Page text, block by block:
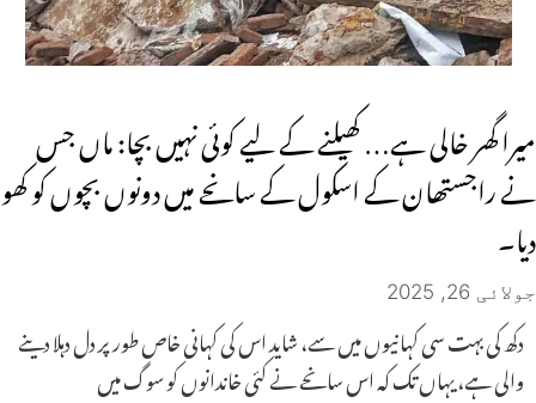
میرا گھر خالی ہے… کھیلنے کے لیے کوئی نہیں بچا: ماں جس
نے راجستھان کے اسکول کے سانحے میں دونوں بچوں کو کھو
دیا۔
جولائی 26, 2025
دکھ کی بہت سی کہانیوں میں سے، شاید اس کی کہانی خاص طور پر دل دہلا دینے
والی ہے، یہاں تک کہ اس سانحے نے کئی خاندانوں کو سوگ میں